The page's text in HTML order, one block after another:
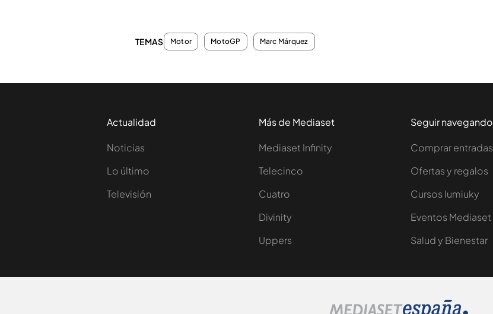
TEMAS Motor MotoGP Marc Márquez
Actualidad
Noticias
Lo último
Televisión
Más de Mediaset
Mediaset Infinity
Telecinco
Cuatro
Divinity
Uppers
Seguir navegando
Comprar entradas
Ofertas y regalos
Cursos Iumiuky
Eventos Mediaset
Salud y Bienestar